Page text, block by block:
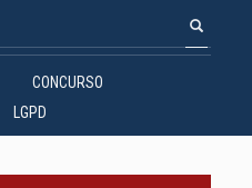
CONCURSO
LGPD